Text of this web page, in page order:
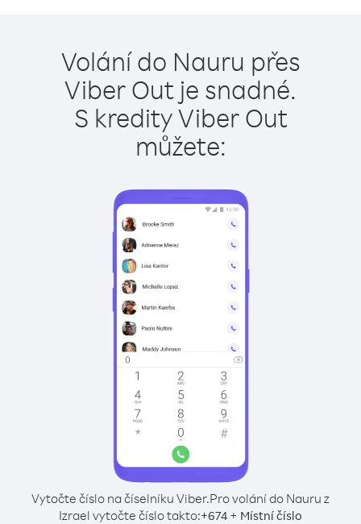
Volání do Nauru přes
Viber Out je snadné.
S kredity Viber Out
můžete:
Vytočte číslo na číselníku Viber.Pro volání do Nauru z
Izrael vytočte číslo takto:+674 + Místní číslo